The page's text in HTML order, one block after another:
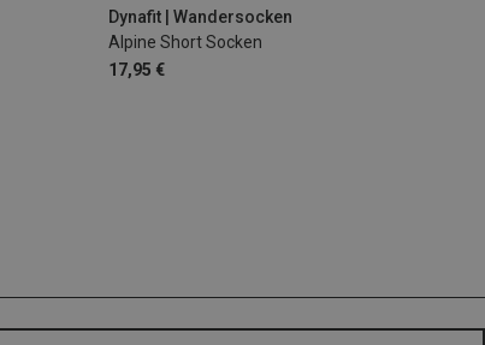
Dynafit | Wandersocken
Alpine Short Socken
17,95 €